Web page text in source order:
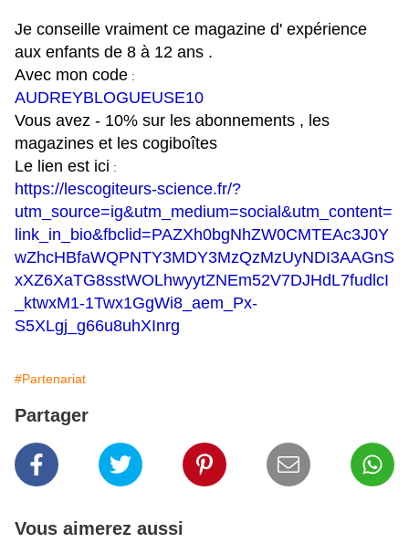
Je conseille vraiment ce magazine d' expérience
aux enfants de 8 à 12 ans .
Avec mon code :
AUDREYBLOGUEUSE10
Vous avez - 10% sur les abonnements , les
magazines et les cogiboîtes
Le lien est ici :
https://lescogiteurs-science.fr/?
utm_source=ig&utm_medium=social&utm_content=
link_in_bio&fbclid=PAZXh0bgNhZW0CMTEAc3J0Y
wZhcHBfaWQPNTY3MDY3MzQzMzUyNDI3AAGnS
xXZ6XaTG8sstWOLhwyytZNEm52V7DJHdL7fudlcI
_ktwxM1-1Twx1GgWi8_aem_Px-
S5XLgj_g66u8uhXInrg
#Partenariat
Partager
Vous aimerez aussi